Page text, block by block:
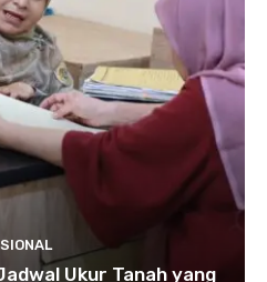
Ukur Tanah yang